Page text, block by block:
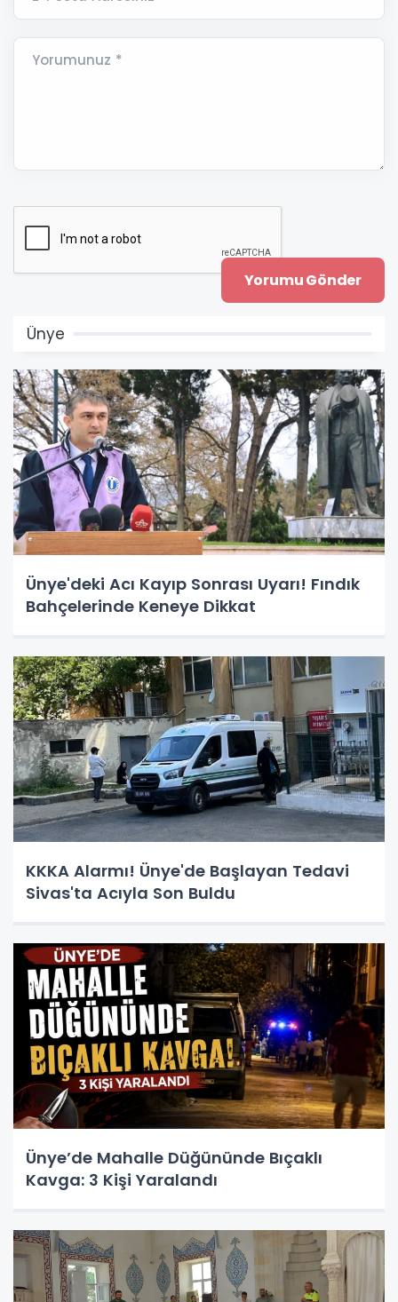
Yorumunuz *
Ünye
Ünye'deki Acı Kayıp Sonrası Uyarı! Fındık
Bahçelerinde Keneye Dikkat
KKKA Alarmı! Ünye'de Başlayan Tedavi
Sivas'ta Acıyla Son Buldu
Ünye’de Mahalle Düğününde Bıçaklı
Kavga: 3 Kişi Yaralandı